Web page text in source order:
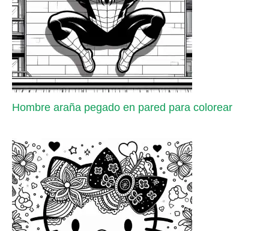
Hombre araña pegado en pared para colorear